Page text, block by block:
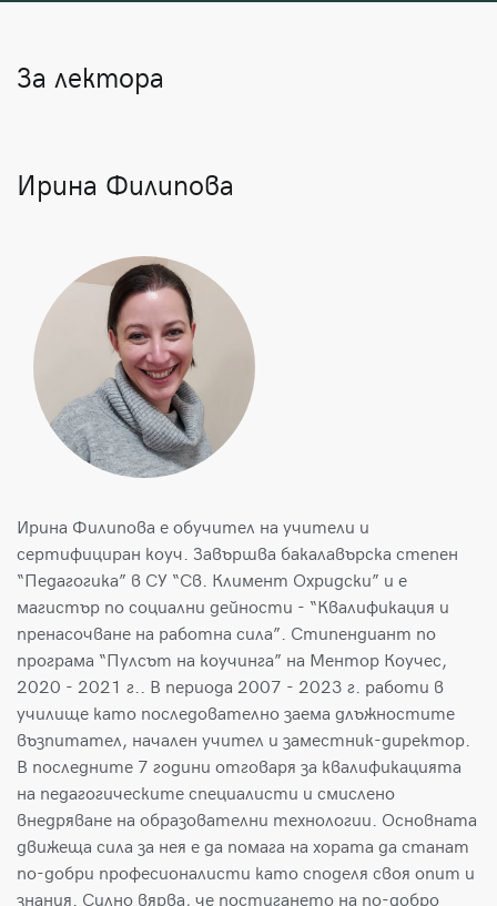
За лектора
Ирина Филипова
Ирина Филипова е обучител на учители и
сертифициран коуч. Завършва бакалавърска степен
“Педагогика” в СУ “Св. Климент Охридски” и е
магистър по социални дейности - “Квалификация и
пренасочване на работна сила”. Стипендиант по
програма “Пулсът на коучинга” на Ментор Коучес,
2020 - 2021 г.. В периода 2007 - 2023 г. работи в
училище като последователно заема длъжностите
възпитател, начален учител и заместник-директор.
В последните 7 години отговаря за квалификацията
на педагогическите специалисти и смислено
внедряване на образователни технологии. Основната
движеща сила за нея е да помага на хората да станат
по-добри професионалисти като споделя своя опит и
знания. Силно вярва, че постигането на по-добро